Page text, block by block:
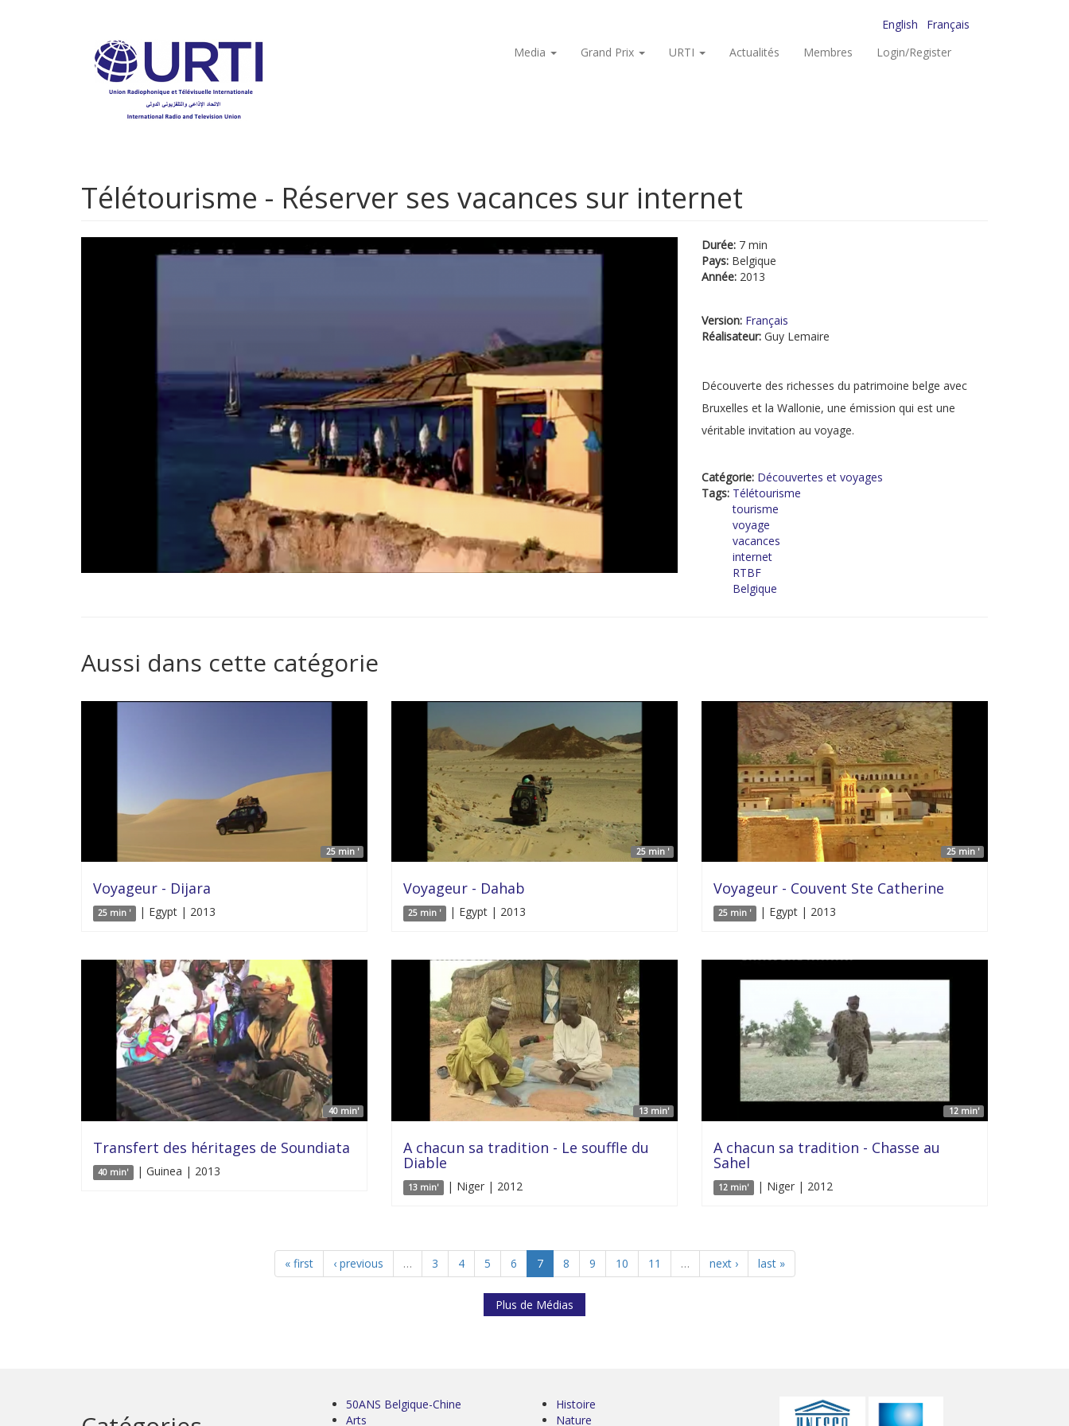
English
Français
Media
Grand Prix URTI Actualités Membres Login/Register
Télétourisme - Réserver ses vacances sur internet
Durée: 7 min
Pays: Belgique
Année: 2013
Version: Français
Réalisateur: Guy Lemaire
Découverte des richesses du patrimoine belge avec
Bruxelles et la Wallonie, une émission qui est une
véritable invitation au voyage.
Catégorie: Découvertes et voyages
Tags: Télétourisme
tourisme
voyage
vacances
internet
RTBF
Belgique
Aussi dans cette catégorie
25 min '
Voyageur - Dijara
25 min ' | Egypt | 2013
25 min '
Voyageur - Dahab
25 min ' | Egypt | 2013
25 min '
Voyageur - Couvent Ste Catherine
25 min ' | Egypt | 2013
40 min'
Transfert des héritages de Soundiata
40 min' | Guinea | 2013
13 min'
A chacun sa tradition - Le souffle du
Diable
13 min' | Niger | 2012
12 min'
A chacun sa tradition - Chasse au
Sahel
12 min' | Niger | 2012
« first ‹ previous … 3 4 5 6 7 8 9 10 11 … next › last »
Plus de Médias
50ANS Belgique-Chine
Arts
Histoire
Nature